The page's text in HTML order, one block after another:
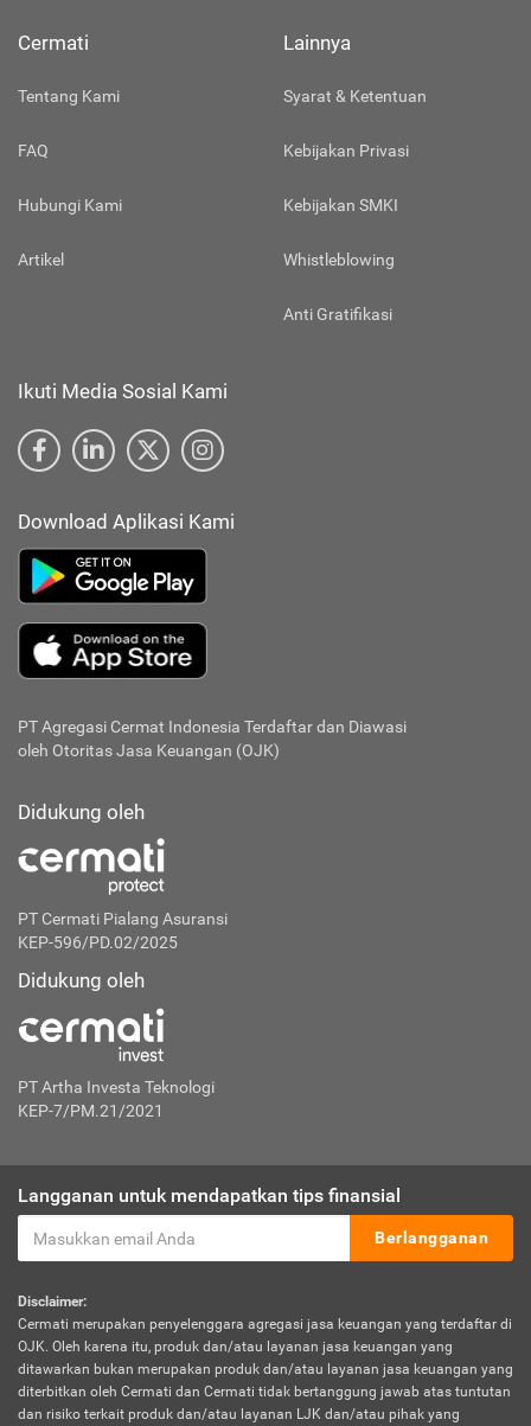
Cermati
Tentang Kami
FAQ
Hubungi Kami
Artikel
Lainnya
Syarat & Ketentuan
Kebijakan Privasi
Kebijakan SMKI
Whistleblowing
Anti Gratifikasi
Ikuti Media Sosial Kami
Download Aplikasi Kami
PT Agregasi Cermat Indonesia Terdaftar dan Diawasi
oleh Otoritas Jasa Keuangan (OJK)
Didukung oleh
PT Cermati Pialang Asuransi
KEP-596/PD.02/2025
Didukung oleh
PT Artha Investa Teknologi
KEP-7/PM.21/2021
Langganan untuk mendapatkan tips finansial
Berlangganan
Disclaimer:
Cermati merupakan penyelenggara agregasi jasa keuangan yang terdaftar di
OJK. Oleh karena itu, produk dan/atau layanan jasa keuangan yang
ditawarkan bukan merupakan produk dan/atau layanan jasa keuangan yang
diterbitkan oleh Cermati dan Cermati tidak bertanggung jawab atas tuntutan
dan risiko terkait produk dan/atau layanan LJK dan/atau pihak yang